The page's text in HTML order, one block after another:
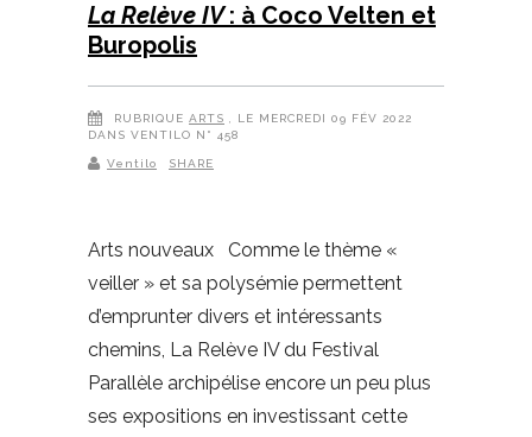
La Relève IV: à Coco Velten et
Buropolis
RUBRIQUE ARTS
, LE MERCREDI 09 FÉV 2022
DANS VENTILO N° 458
Ventilo SHARE
Arts nouveaux Comme le thème «
veiller » et sa polysémie permettent
d’emprunter divers et intéressants
chemins, La Relève IV du Festival
Parallèle archipélise encore un peu plus
ses expositions en investissant cette